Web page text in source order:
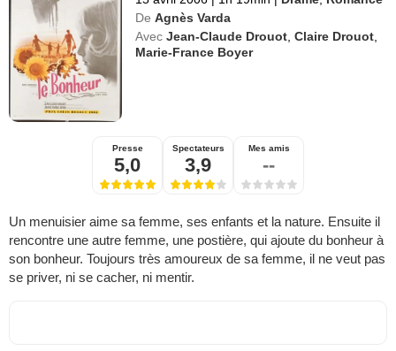
De Agnès Varda
Avec Jean-Claude Drouot ,Claire Drouot
Marie-France Boyer
Presse
5,0
Spectateurs
3,9
Mes amis
--
Un menuisier aime sa femme, ses enfants et la nature. Ensuite il
rencontre une autre femme, une postière, qui ajoute du bonheur à
son bonheur. Toujours très amoureux de sa femme, il ne veut pas
se priver, ni se cacher, ni mentir.